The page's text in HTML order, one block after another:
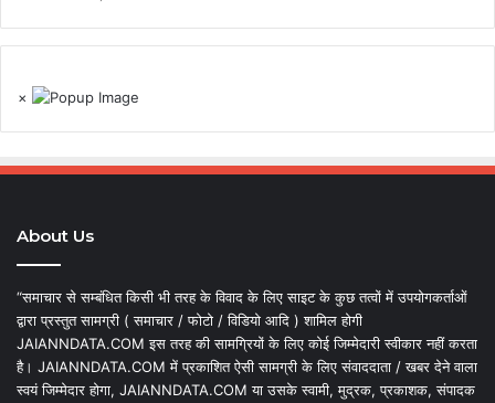
×
About Us
“समाचार से सम्बंधित किसी भी तरह के विवाद के लिए साइट के कुछ तत्वों में उपयोगकर्ताओं
द्वारा प्रस्तुत सामग्री ( समाचार / फोटो / विडियो आदि ) शामिल होगी
JAIANNDATA.COM इस तरह की सामग्रियों के लिए कोई जिम्मेदारी स्वीकार नहीं करता
है। JAIANNDATA.COM में प्रकाशित ऐसी सामग्री के लिए संवाददाता / खबर देने वाला
स्वयं जिम्मेदार होगा, JAIANNDATA.COM या उसके स्वामी, मुद्रक, प्रकाशक, संपादक